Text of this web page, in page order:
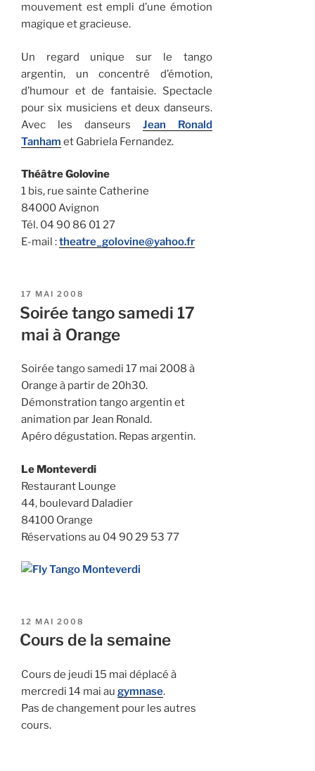
mouvement est empli d’une émotion
magique et gracieuse.
Un regard unique sur le tango
argentin, un concentré d’émotion,
d’humour et de fantaisie. Spectacle
pour six musiciens et deux danseurs.
Avec les danseurs Jean Ronald
Tanham et Gabriela Fernandez.
Théâtre Golovine
1 bis, rue sainte Catherine
84000 Avignon
Tél. 04 90 86 01 27
E-mail :theatre_golovine@yahoo.fr
PUBLIÉ
LE
17 MAI 2008
Soirée tango samedi 17
mai à Orange
Soirée tango samedi 17 mai 2008 à
Orange à partir de 20h30.
Démonstration tango argentin et
animation par Jean Ronald.
Apéro dégustation. Repas argentin.
Le Monteverdi
Restaurant Lounge
44, boulevard Daladier
84100 Orange
Réservations au 04 90 29 53 77
PUBLIÉ
LE
12 MAI 2008
Cours de la semaine
Cours de jeudi 15 mai déplacé à
mercredi 14 mai au gymnase.
Pas de changement pour les autres
cours.